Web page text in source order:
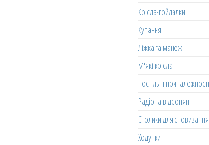
Крісла-гойдалки
Купання
Ліжка та манежі
М'які крісла
Постільні приналежності
Радіо та відеоняні
Столики для сповивання
Ходунки